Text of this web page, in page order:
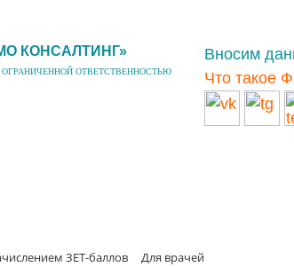
КОНСАЛТИНГ»
ОТВЕТСТВЕННОСТЬЮ
Вносим
Что такое
ЗЕТ-баллов Для врачей